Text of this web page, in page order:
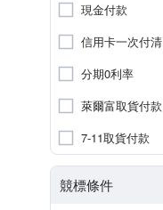
現金付款
信用卡一次付清
分期0利率
萊爾富取貨付款
7-11取貨付款
競標條件